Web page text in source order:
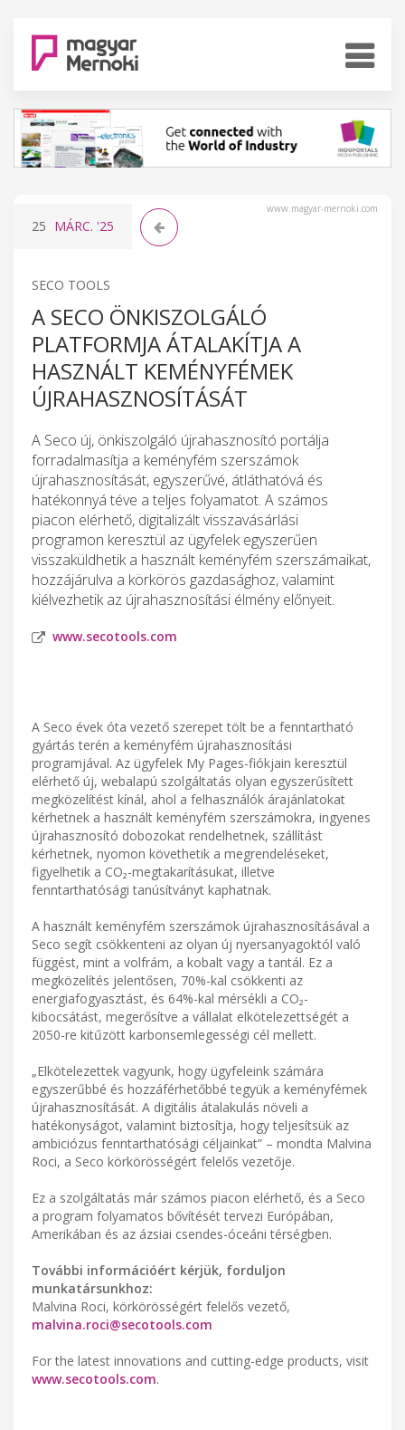
www.magyar-mernoki.com
25 MÁRC. '25
SECO TOOLS
A SECO ÖNKISZOLGÁLÓ
PLATFORMJA ÁTALAKÍTJA A
HASZNÁLT KEMÉNYFÉMEK
ÚJRAHASZNOSÍTÁSÁT
A Seco új, önkiszolgáló újrahasznosító portálja
forradalmasítja a keményfém szerszámok
újrahasznosítását, egyszerűvé, átláthatóvá és
hatékonnyá téve a teljes folyamatot. A számos
piacon elérhető, digitalizált visszavásárlási
programon keresztül az ügyfelek egyszerűen
visszaküldhetik a használt keményfém szerszámaikat,
hozzájárulva a körkörös gazdasághoz, valamint
kiélvezhetik az újrahasznosítási élmény előnyeit.
www.secotools.com
A Seco évek óta vezető szerepet tölt be a fenntartható
gyártás terén a keményfém újrahasznosítási
programjával. Az ügyfelek My Pages-fiókjain keresztül
elérhető új, webalapú szolgáltatás olyan egyszerűsített
megközelítést kínál, ahol a felhasználók árajánlatokat
kérhetnek a használt keményfém szerszámokra, ingyenes
újrahasznosító dobozokat rendelhetnek, szállítást
kérhetnek, nyomon követhetik a megrendeléseket,
figyelhetik a CO₂-megtakarításukat, illetve
fenntarthatósági tanúsítványt kaphatnak.
A használt keményfém szerszámok újrahasznosításával a
Seco segít csökkenteni az olyan új nyersanyagoktól való
függést, mint a volfrám, a kobalt vagy a tantál. Ez a
megközelítés jelentősen, 70%-kal csökkenti az
energiafogyasztást, és 64%-kal mérsékli a CO₂-
kibocsátást, megerősítve a vállalat elkötelezettségét a
2050-re kitűzött karbonsemlegességi cél mellett.
„Elkötelezettek vagyunk, hogy ügyfeleink számára
egyszerűbbé és hozzáférhetőbbé tegyük a keményfémek
újrahasznosítását. A digitális átalakulás növeli a
hatékonyságot, valamint biztosítja, hogy teljesítsük az
ambiciózus fenntarthatósági céljainkat” – mondta Malvina
Roci, a Seco körkörösségért felelős vezetője.
Ez a szolgáltatás már számos piacon elérhető, és a Seco
a program folyamatos bővítését tervezi Európában,
Amerikában és az ázsiai csendes-óceáni térségben.
További információért kérjük, forduljon
munkatársunkhoz:
Malvina Roci, körkörösségért felelős vezető,
malvina.roci@secotools.com
For the latest innovations and cutting-edge products, visit
www.secotools.com.